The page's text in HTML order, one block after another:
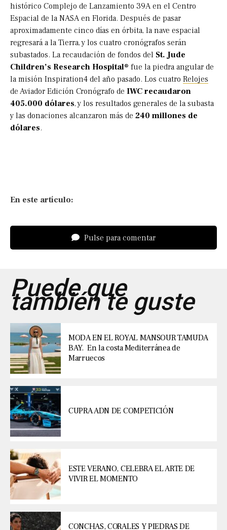
histórico Complejo de Lanzamiento 39A en el Centro
Espacial de la NASA en Florida. Después de pasar
aproximadamente cinco días en órbita, la nave espacial
regresará a la Tierra, y los cuatro cronógrafos serán
subastados. La recaudación de fondos del St. Jude
Children’s Research Hospital® fue la piedra angular de
la misión Inspiration4 del año pasado. Los cuatro Relojes
de Aviador Edición Cronógrafo de IWC recaudaron
405.000 dólares, y los resultados generales de la subasta
y las donaciones alcanzaron más de 240 millones de
dólares.
En este artículo:
Pulse para comentar
Puede que
también te guste
MODA EN EL ROYAL MANSOUR TAMUDA
BAY. En la costa Mediterránea de
Marruecos
CUPRA ADN DE COMPETICIÓN
ESTE VERANO, CELEBRA EL ARTE DE
VIVIR EL MOMENTO
CONCHAS, CORALES Y PIEDRAS DE